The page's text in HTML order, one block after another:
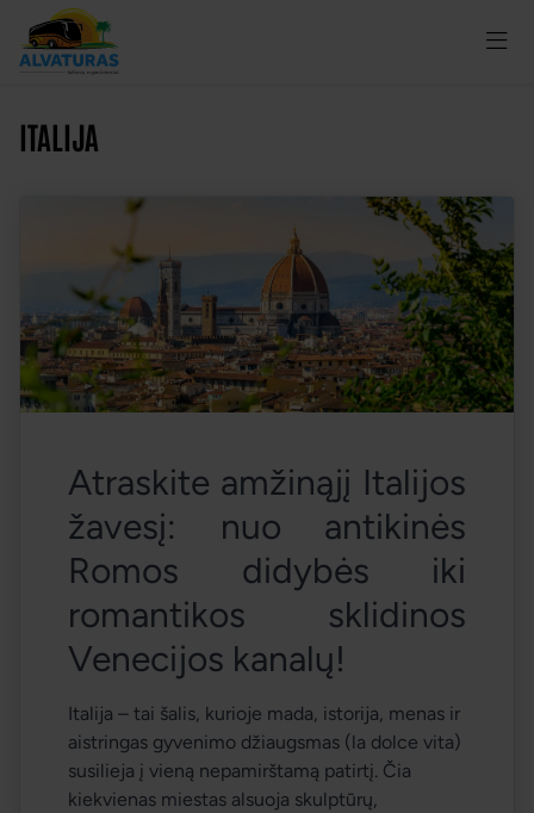
ITALIJA
Atraskite amžinąjį Italijos
žavesį: nuo antikinės
Romos didybės iki
romantikos sklidinos
Venecijos kanalų!
Italija – tai šalis, kurioje mada, istorija, menas ir
aistringas gyvenimo džiaugsmas (la dolce vita)
susilieja į vieną nepamirštamą patirtį. Čia
kiekvienas miestas alsuoja skulptūrų,